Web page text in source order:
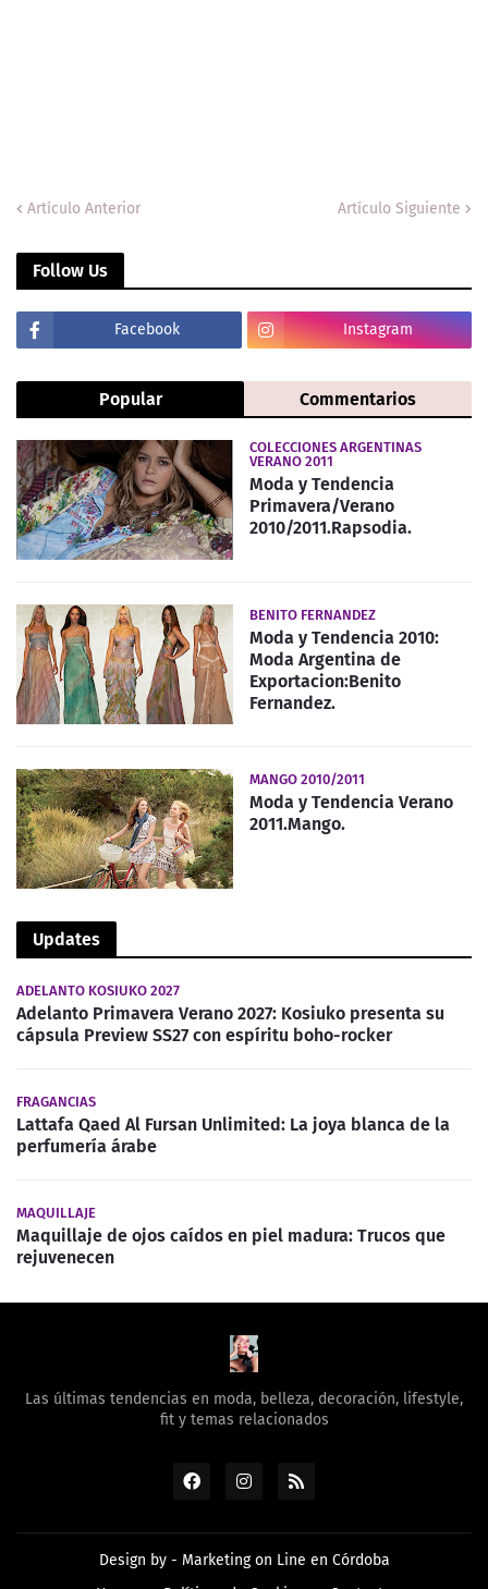
Artículo Anterior Artículo Siguiente
Follow Us
Facebook Instagram
Popular Commentarios
COLECCIONES ARGENTINAS
VERANO 2011
Moda y Tendencia
Primavera/Verano
2010/2011.Rapsodia.
BENITO FERNANDEZ
Moda y Tendencia 2010:
Moda Argentina de
Exportacion:Benito
Fernandez.
MANGO 2010/2011
Moda y Tendencia Verano
2011.Mango.
Updates
ADELANTO KOSIUKO 2027
Adelanto Primavera Verano 2027: Kosiuko presenta su
cápsula Preview SS27 con espíritu boho-rocker
FRAGANCIAS
Lattafa Qaed Al Fursan Unlimited: La joya blanca de la
perfumería árabe
MAQUILLAJE
Maquillaje de ojos caídos en piel madura: Trucos que
rejuvenecen
Las últimas tendencias en moda, belleza, decoración, lifestyle,
fit y temas relacionados
Design by - Marketing on Line en Córdoba